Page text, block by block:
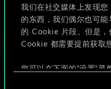
我们在社交媒体上发现
的东西，我们偶尔也可能
的 Cookie 片段。但是，
Cookie 都需要提前获取
您可以在下面的"设置"菜
给牌组命